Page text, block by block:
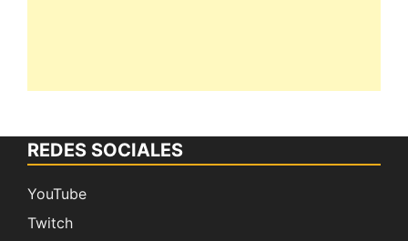
REDES SOCIALES
YouTube
Twitch